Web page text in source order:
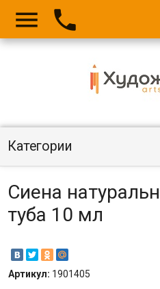
 
Категории
Сиена
туба 10 мл
Артикул: 1901405